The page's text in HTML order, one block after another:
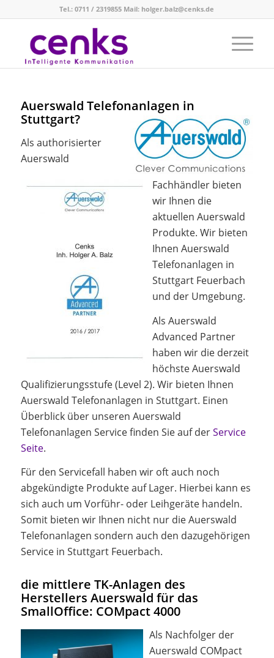
Tel.: 0711 / 2319855 Mail: holger.balz@cenks.de
Auerswald Telefonanlagen in
Stuttgart?
Als authorisierter
Auerswald
Fachhändler bieten
wir Ihnen die
aktuellen Auerswald
Produkte. Wir bieten
Ihnen Auerswald
Telefonanlagen in
Stuttgart Feuerbach
und der Umgebung.
Als Auerswald
Advanced Partner
haben wir die derzeit
höchste Auerswald
Qualifizierungsstufe (Level 2). Wir bieten Ihnen
Auerswald Telefonanlagen in Stuttgart. Einen
Überblick über unseren Auerswald
Telefonanlagen Service finden Sie auf derService
Seite.
Für den Servicefall haben wir oft auch noch
abgekündigte Produkte auf Lager. Hierbei kann es
sich auch um Vorführ- oder Leihgeräte handeln.
Somit bieten wir Ihnen nicht nur die Auerswald
Telefonanlagen sondern auch den dazugehörigen
Service in Stuttgart Feuerbach.
die mittlere TK-Anlagen des
Herstellers Auerswald für das
SmallOffice: COMpact 4000
Als Nachfolger der
Auerswald COMpact